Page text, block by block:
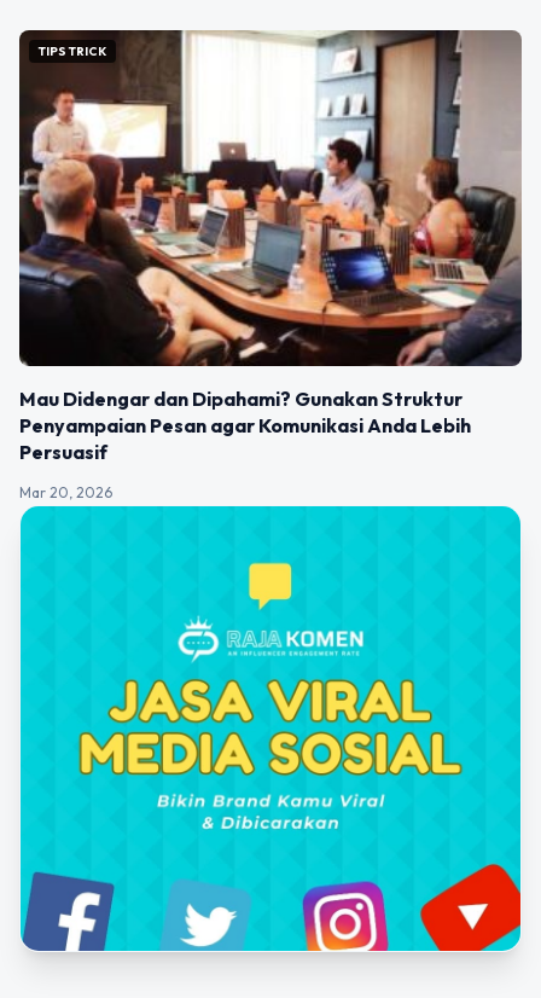
TIPS TRICK
Mau Didengar dan Dipahami? Gunakan Struktur
Penyampaian Pesan agar Komunikasi Anda Lebih
Persuasif
Mar 20, 2026